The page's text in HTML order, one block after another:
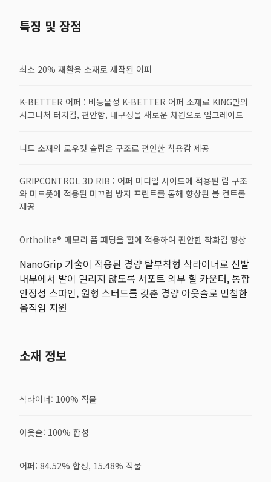
특징 및 장점
최소 20% 재활용 소재로 제작된 어퍼
K-BETTER 어퍼 : 비동물성 K-BETTER 어퍼 소재로 KING만의
시그니처 터치감, 편안함, 내구성을 새로운 차원으로 업그레이드
니트 소재의 로우컷 슬립온 구조로 편안한 착용감 제공
GRIPCONTROL 3D RIB : 어퍼 미디얼 사이드에 적용된 립 구조
와 미드풋에 적용된 미끄럼 방지 프린트를 통해 향상된 볼 컨트롤
제공
Ortholite® 메모리 폼 패딩을 힐에 적용하여 편안한 착화감 향상
NanoGrip 기술이 적용된 경량 탈부착형 삭라이너로 신발
내부에서 발이 밀리지 않도록 서포트 외부 힐 카운터, 통합
안정성 스파인, 원형 스터드를 갖춘 경량 아웃솔로 민첩한
움직임 지원
소재 정보
삭라이너: 100% 직물
아웃솔: 100% 합성
어퍼: 84.52% 합성, 15.48% 직물